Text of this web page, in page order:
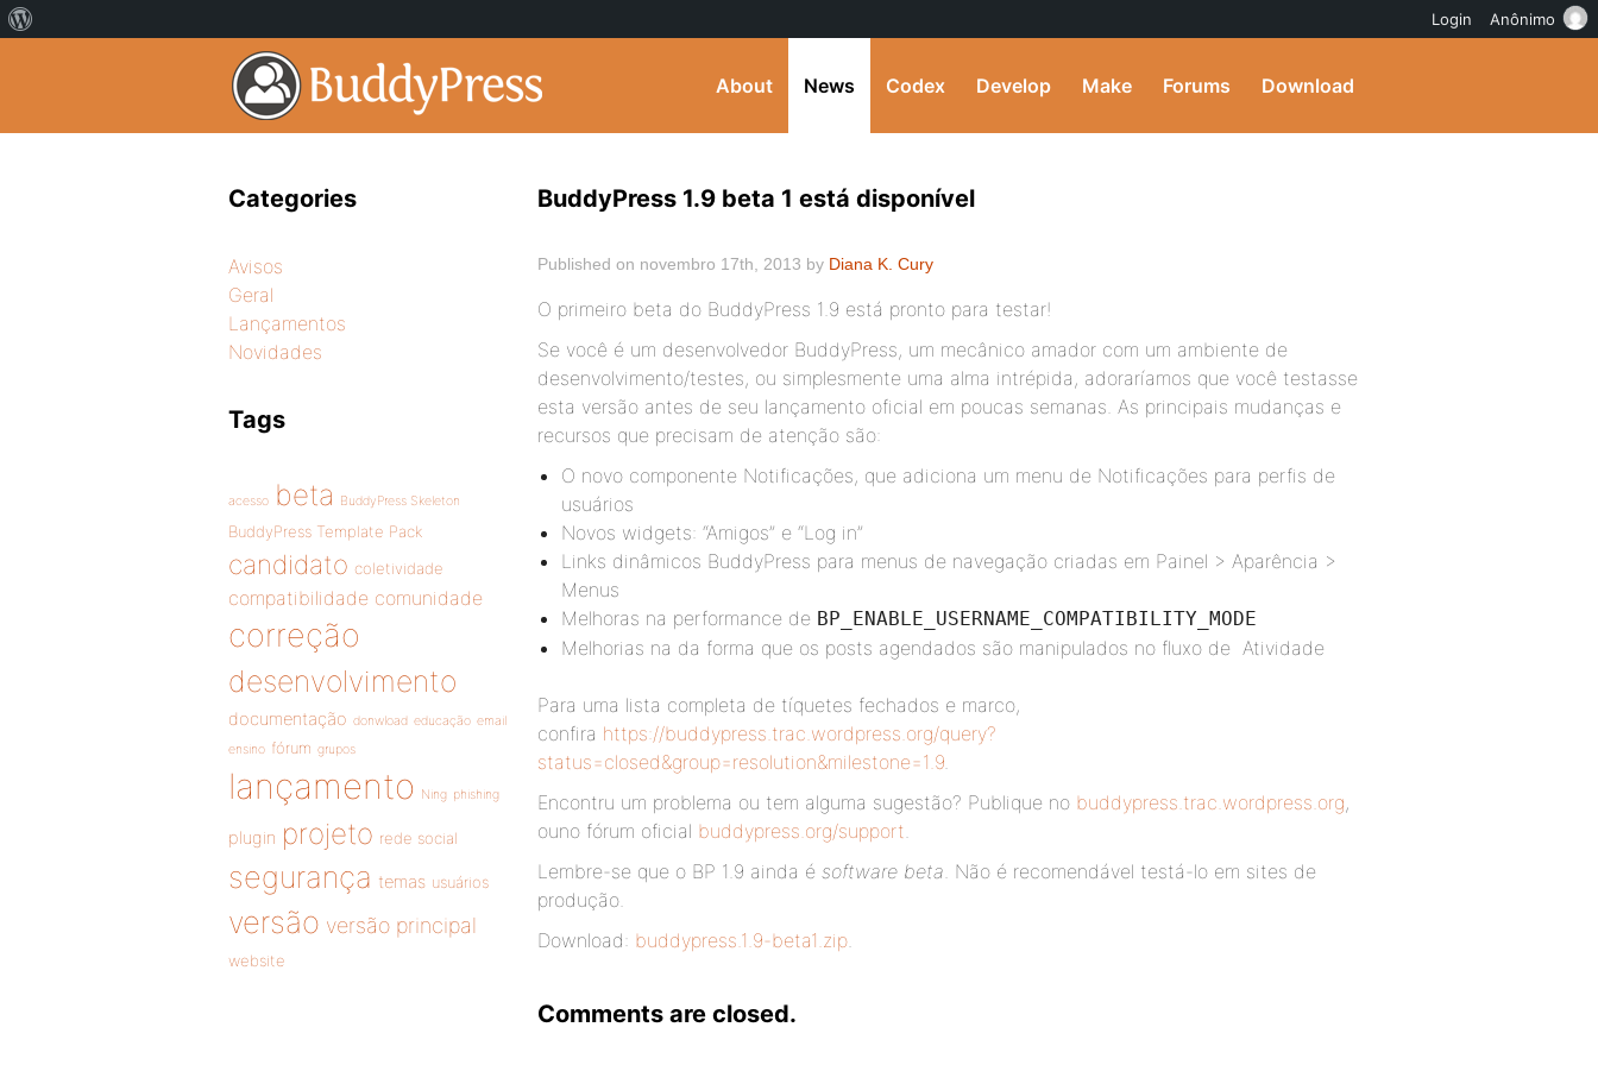
About News Codex Develop Make Forums Download
BuddyPress 1.9 beta 1 está disponível
Published on novembro 17th, 2013 by Diana K. Cury
O primeiro beta do BuddyPress 1.9 está pronto para testar!
Se você é um desenvolvedor BuddyPress, um mecânico amador com um ambiente de
desenvolvimento/testes, ou simplesmente uma alma intrépida, adoraríamos que você testasse
esta versão antes de seu lançamento oficial em poucas semanas. As principais mudanças e
recursos que precisam de atenção são:
O novo componente Notificações, que adiciona um menu de Notificações para perfis de
usuários
Novos widgets: “Amigos” e “Log in”
Links dinâmicos BuddyPress para menus de navegação criadas em Painel > Aparência >
Menus
Melhoras na performance de BP_ENABLE_USERNAME_COMPATIBILITY_MODE
Melhorias na da forma que os posts agendados são manipulados no fluxo de Atividade
Para uma lista completa de tíquetes fechados e marco,
confira https://buddypress.trac.wordpress.org/query?
status=closed&group=resolution&milestone=1.9.
Encontru um problema ou tem alguma sugestão? Publique no buddypress.trac.wordpress.org,
ouno fórum oficial buddypress.org/support.
Lembre-se que o BP 1.9 ainda é software beta. Não é recomendável testá-lo em sites de
produção.
Download: buddypress.1.9-beta1.zip.
Comments are closed.
Categories
Avisos
Geral
Lançamentos
Novidades
Tags
acesso beta BuddyPress Skeleton
BuddyPress Template Pack
candidato coletividade
compatibilidade comunidade
correção
desenvolvimento
documentação donwload educação email
ensino fórum grupos
lançamento Ning phishing
plugin projeto rede social
segurança temas usuários
versão versão principal
website
Login Anônimo